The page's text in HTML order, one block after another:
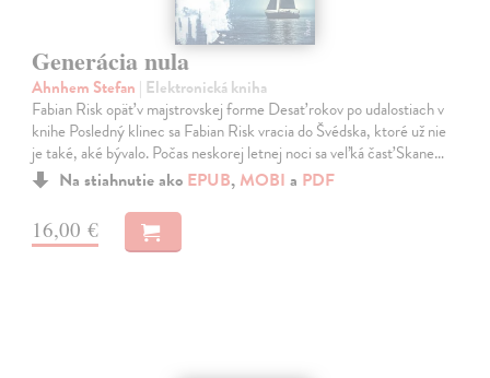
Generácia nula
Ahnhem Stefan | Elektronická kniha
Fabian Risk opäť v majstrovskej forme Desať rokov po udalostiach v
knihe Posledný klinec sa Fabian Risk vracia do Švédska, ktoré už nie
je také, aké bývalo. Počas neskorej letnej noci sa veľká časť Skane…
Na stiahnutie ako EPUB, MOBI a PDF
16,00 €